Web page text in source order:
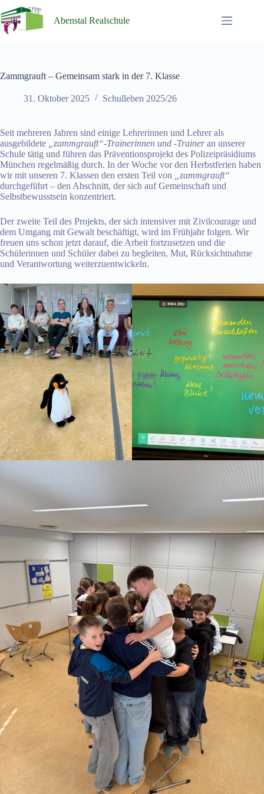
Inhalt
springen
Abenstal Realschule
Zammgrauft – Gemeinsam stark in der 7. Klasse
31. Oktober 2025 Schulleben 2025/26
Seit mehreren Jahren sind einige Lehrerinnen und Lehrer als
ausgebildete
„zammgrauft“-Trainerinnen und -Traineran unserer
Schule tätig und führen das Präventionsprojekt des Polizeipräsidiums
München regelmäßig durch. In der Woche vor den Herbstferien haben
wir mit unseren 7. Klassen den ersten Teil von
„zammgrauft“
durchgeführt – den Abschnitt, der sich auf Gemeinschaft und
Selbstbewusstsein konzentriert.
Der zweite Teil des Projekts, der sich intensiver mit Zivilcourage und
dem Umgang mit Gewalt beschäftigt, wird im Frühjahr folgen. Wir
freuen uns schon jetzt darauf, die Arbeit fortzusetzen und die
Schülerinnen und Schüler dabei zu begleiten, Mut, Rücksichtnahme
und Verantwortung weiterzuentwickeln.